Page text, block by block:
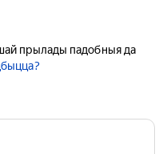
прылады падобныя да